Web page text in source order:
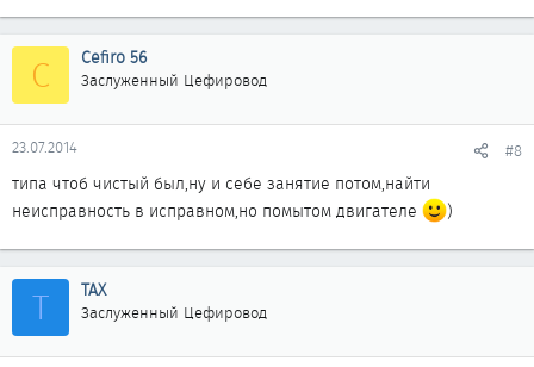
C Cefiro 56
Заслуженный Цефировод
23.07.2014 #8
типа чтоб чистый был,ну и себе занятие потом,найти
неисправность в исправном,но помытом двигателе
)
Т ТАХ
Заслуженный Цефировод